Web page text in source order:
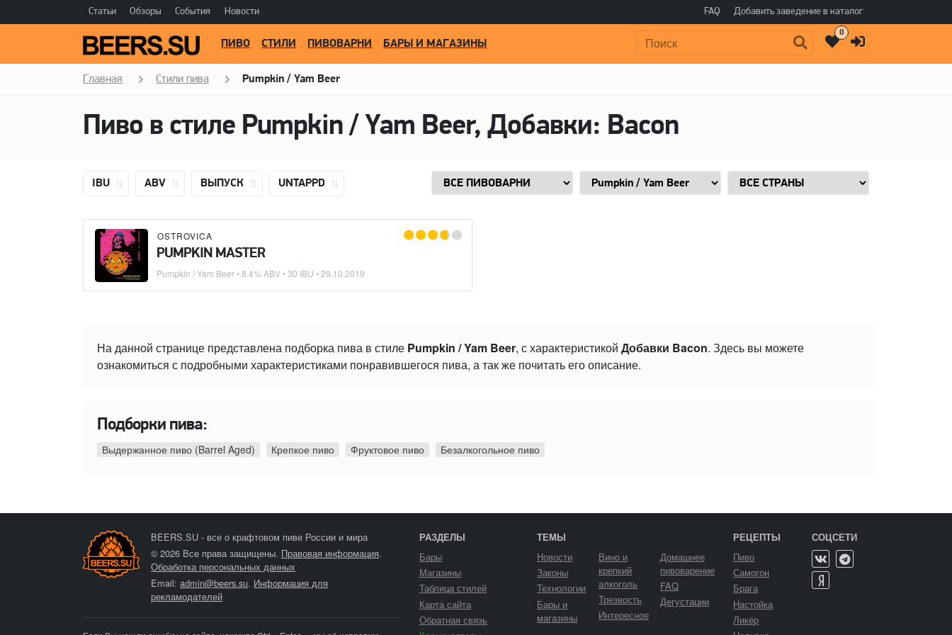
Статьи Обзоры События Новости FAQ Добавить заведение в каталог
Поиск:
ПИВО СТИЛИ ПИВОВАРНИ БАРЫ И МАГАЗИНЫ
0
Главная Стили пива Pumpkin / Yam Beer
Пиво в стиле Pumpkin / Yam Beer, Добавки: Bacon
IBU ABV ВЫПУСК UNTAPPD
OSTROVICA
PUMPKIN MASTER
Pumpkin / Yam Beer• 8.4% ABV • 30 IBU •29.10.2019
На данной странице представлена подборка пива в стиле Pumpkin / Yam Beer, с характеристикой Добавки Bacon. Здесь вы можете
ознакомиться с подробными характеристиками понравившегося пива, а так же почитать его описание.
Подборки пива:
Выдержанное пиво (Barrel Aged) Крепкое пиво Фруктовое пиво Безалкогольное пиво
BEERS.SU - все о крафтовом пиве России и мира
© 2026 Все права защищены. Правовая информация.
Обработка персональных данных
Email: admin@beers.su. Информация для
рекламодателей
РАЗДЕЛЫ
Бары
Магазины
Таблица стилей
Карта сайта
Обратная связь
ТЕМЫ
Новости
Законы
Технологии
Бары и
магазины
Вино и
крепкий
алкоголь
Трезвость
Интересное
Домашнее
пивоварение
FAQ
Дегустации
РЕЦЕПТЫ
Пиво
Самогон
Брага
Настойка
Ликёр
СОЦСЕТИ